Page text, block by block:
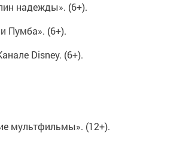
надежды». (6+).
Пумба». (6+).
Disney. (6+).
мультфильмы». (12+).